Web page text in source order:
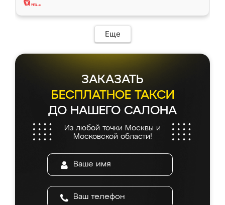
Еще
ЗАКАЗАТЬ
БЕСПЛАТНОЕ ТАКСИ
ДО НАШЕГО САЛОНА
Из любой точки Москвы и
Московской области!